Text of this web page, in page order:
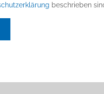
beschrieben